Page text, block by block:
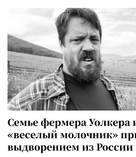
Семье фермера Уолкера
«веселый молочник»
выдворением из России